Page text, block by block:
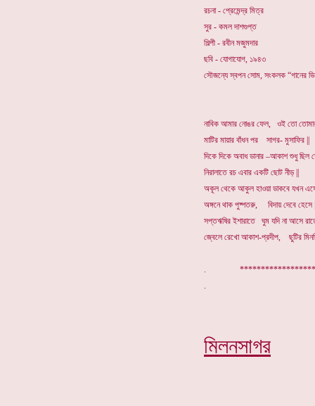
রচনা - প্রেমেন্দ্র মিত্র
সুর - কমল দাশগুপ্ত
শিল্পী - রবীন মজুমদার
ছবি - যোগাযোগ, ১৯৪৩
সৌজন্যে স্বপন সোম, সংকলক “গানের
নাবিক আমার নোঙর ফেল, ওই তো
মাটির মায়ার বাঁধন পর সাগর- মুসাফির ||
দিকে দিকে অবাধ ডানার –আকাশ শুধু ছিল
নিরালাতে রচ এবার একটি ছোট নীড় ||
অকূল থেকে আকুল হাওয়া ডাকবে যখন
অঙ্গনে থাক পুষ্পতরু, বিদায় দেবে হেসে |
সপ্তঋষির ইশারাতে ঘুম যদি না আসে
জ্বেলে রেখো আকাশ-প্রদীপ, ছুটির
.
মিলনসাগর